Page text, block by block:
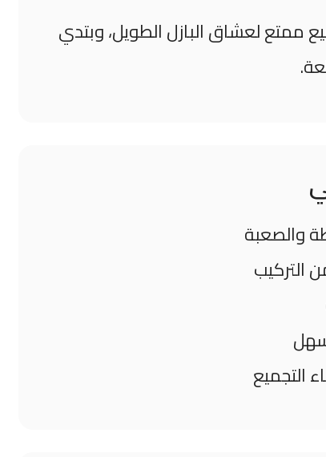
ممتع لعشاق البازل الطويل، وبتدي
التركيب
التجميع